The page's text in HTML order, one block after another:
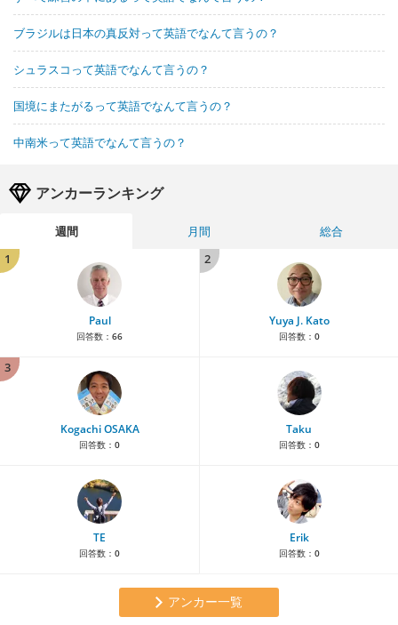
ブラジルは日本の真反対って英語でなんて言うの？
シュラスコって英語でなんて言うの？
国境にまたがるって英語でなんて言うの？
中南米って英語でなんて言うの？
アンカーランキング
週間 月間
総合
1
Paul
回答数： 66
2
Yuya J. Kato
回答数： 0
3
Kogachi OSAKA
回答数： 0
Taku
回答数： 0
TE
回答数： 0
Erik
回答数： 0
アンカー一覧